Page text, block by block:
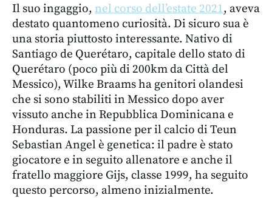
Il suo ingaggio, nel corso dell’estate 2021, aveva
destato quantomeno curiosità. Di sicuro sua è
una storia piuttosto interessante. Nativo di
Santiago de Querétaro, capitale dello stato di
Querétaro (poco più di 200km da Città del
Messico), Wilke Braams ha genitori olandesi
che si sono stabiliti in Messico dopo aver
vissuto anche in Repubblica Dominicana e
Honduras. La passione per il calcio di Teun
Sebastian Angel è genetica: il padre è stato
giocatore e in seguito allenatore e anche il
fratello maggiore Gijs, classe 1999, ha seguito
questo percorso, almeno inizialmente.